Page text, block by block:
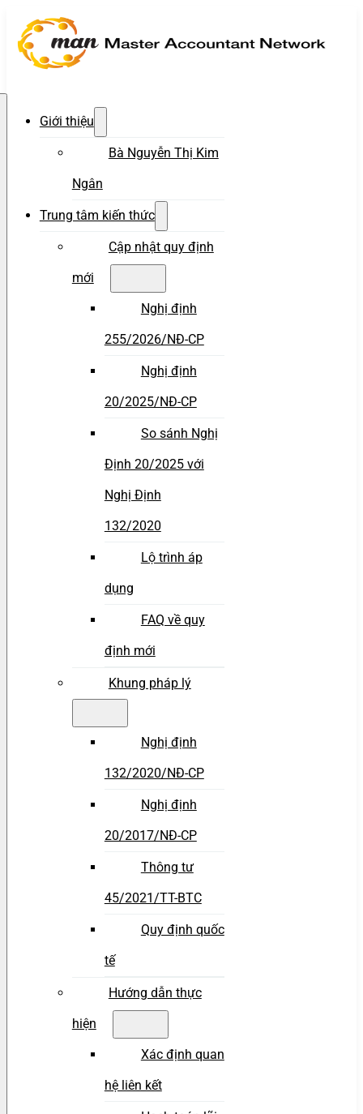
Giới thiệu
Bà Nguyễn Thị Kim
Ngân
Trung tâm kiến thức
Cập nhật quy định
mới
Nghị định
255/2026/NĐ-CP
Nghị định
20/2025/NĐ-CP
So sánh Nghị
Định 20/2025 với
Nghị Định
132/2020
Lộ trình áp
dụng
FAQ về quy
định mới
Khung pháp lý
Nghị định
132/2020/NĐ-CP
Nghị định
20/2017/NĐ-CP
Thông tư
45/2021/TT-BTC
Quy định quốc
tế
Hướng dẫn thực
hiện
Xác định quan
hệ liên kết